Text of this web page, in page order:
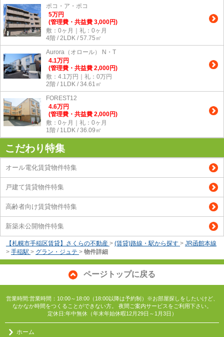
ポコ・ア・ポコ
5万円
(管理費・共益費 3,000円)
敷：0ヶ月｜礼：0ヶ月
4階 / 2LDK / 57.75㎡
Aurora（オロール） N・T
4.1万円
(管理費・共益費 2,000円)
敷：4.1万円｜礼：0万円
2階 / 1LDK / 34.61㎡
FOREST12
4.6万円
(管理費・共益費 2,000円)
敷：0ヶ月｜礼：0ヶ月
1階 / 1LDK / 36.09㎡
こだわり特集
オール電化賃貸物件特集
戸建て賃貸物件特集
高齢者向け賃貸物件特集
新築未公開物件特集
【札幌市手稲区賃貸】さくらの不動産 > (賃貸)路線・駅から探す > JR函館本線
> 手稲駅 > グラン・ジュテ > 物件詳細
ページトップに戻る
営業時間:営業時間：10:00～18:00（18:00以降は予約制）※お部屋探しをしたいけど、
なかなか時間をつくることができない方。 夜間ご案内サービスをご利用下さい。
定休日:年中無休（年末年始休暇12月29日～1月3日）
ホーム